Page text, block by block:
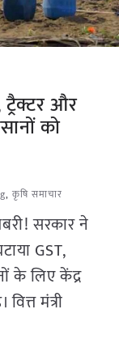
और
को
, कृषि समाचार
सरकार ने
GST,
के लिए केंद्र
मंत्री